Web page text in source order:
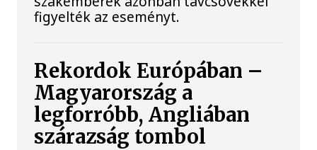
figyelték az eseményt.
Rekordok Európában –
Magyarország a
legforróbb, Angliában
szárazság tombol